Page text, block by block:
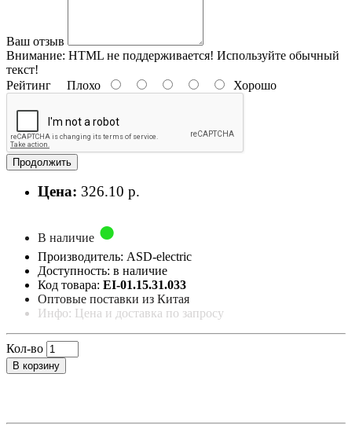
Ваш отзыв
Внимание: HTML не поддерживается! Используйте обычный
текст!
Рейтинг Плохо Хорошо
Продолжить
Цена: 326.10 р.
В наличие
Производитель: ASD-electric
Доступность: в наличие
Код товара: EI-01.15.31.033
Оптовые поставки из Китая
Инфо: Цена и доставка по запросу
Кол-во
В корзину